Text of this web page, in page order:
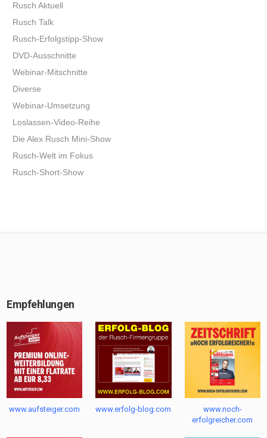
Rusch Aktuell
Rusch Talk
Rusch-Erfolgstipp-Show
DVD-Ausschnitte
Webinar-Mitschnitte
Diverse
Webinar-Umsetzung
Loslassen-Video-Reihe
Die Alex Rusch Mini-Show
Rusch-Welt im Fokus
Rusch-Short-Show
Empfehlungen
www.aufsteiger.com www.erfolg-blog.com
www.noch-
erfolgreicher.com